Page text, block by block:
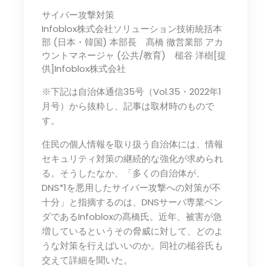
サイバー攻撃対策
Infoblox株式会社ソリューション技術統括本
部 (日本・韓国) 本部長 髙橋 徹営業部 アカ
ウントマネージャ (公共/教育) 槌谷 洋樹[提
供]Infoblox株式会社
※下記は自治体通信35号（Vol.35・2022年1
月号）から抜粋し、記事は取材時のもので
す。
住民の個人情報を取り扱う自治体には、情報
セキュリティ対策の継続的な強化が求められ
る。そうしたなか、「多くの自治体が、
DNS*1を悪用したサイバー攻撃への対策が不
十分」と指摘するのは、DNSサーバ専業ベン
ダであるInfobloxの髙橋氏。近年、被害が急
増しているというその脅威に対して、どのよ
うな対策を行えばいいのか。同社の槌谷氏も
交えて詳細を聞いた。